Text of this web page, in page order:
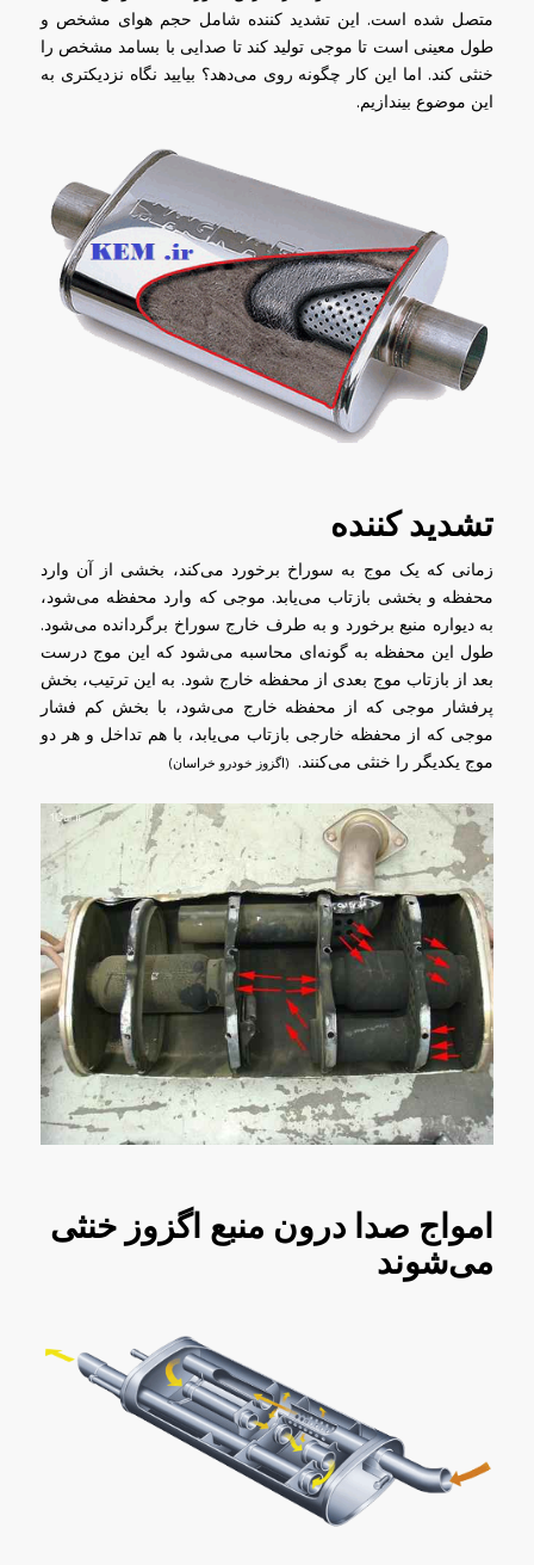
متصل شده است. این تشدید کننده شامل حجم هوای مشخص و
طول معینی است تا موجی تولید کند تا صدایی با بسامد مشخص را
خنثی کند. اما این کار چگونه روی می‌دهد؟ بیایید نگاه نزدیکتری به
این موضوع بیندازیم.
تشدید کننده
زمانی که یک موج به سوراخ برخورد می‌کند، بخشی از آن وارد
محفظه و بخشی بازتاب می‌یابد. موجی که وارد محفظه می‌شود،
به دیواره منبع برخورد و به طرف خارج سوراخ برگردانده می‌شود.
طول این محفظه به گونه‌ای محاسبه می‌شود که این موج درست
بعد از بازتاب موج بعدی از محفظه خارج شود. به این ترتیب، بخش
پرفشار موجی که از محفظه خارج می‌شود، با بخش کم فشار
موجی که از محفظه خارجی بازتاب می‌یابد، با هم تداخل و هر دو
موج یکدیگر را خنثی می‌کنند. (اگزوز خودرو خراسان)
امواج صدا درون منبع اگزوز خنثی
می‌شوند